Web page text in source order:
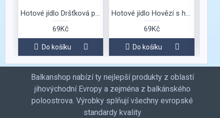
Hotové jídlo Dršťková polévka
69Kč
Do košíku
Hotové jídlo Hovězí s hráchem
69Kč
Do košíku
Balkanshop nabízí ty nejlepší produkty z oblastí
jihovýchodní Evropy a zejména z balkánského
poloostrova. Výrobky splňují všechny evropské
standardy kvality